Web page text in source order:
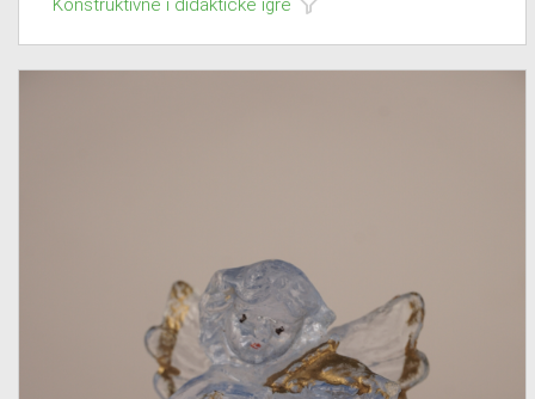
Konstruktivne i didaktičke igre